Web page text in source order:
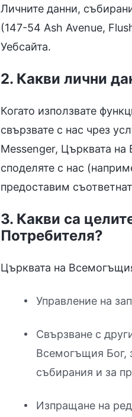
Личните данни,
(147-54 Ash Avenue,
Уебсайта.
2. Какви лични
Когато използвате
свързвате с нас чрез
Messenger, Църквата
споделяте с нас
предоставим
3. Какви са
Потребителя?
Църквата на
Управление на
Свързване с
Всемогъщия Бог,
събирания и за
Изпращане на